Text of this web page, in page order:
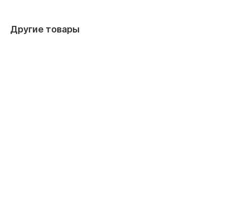
Другие товары